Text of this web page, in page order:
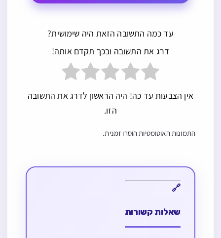
עד כמה התשובה הזאת היה שימושית?
דרג את התשובה ובכך תקדם אותה!
אין הצבעות עד כה! היה הראשון לדרג את התשובה
הזו.
התמונות האוטומטיות הוסרו זמנית.
שאלות קשורות